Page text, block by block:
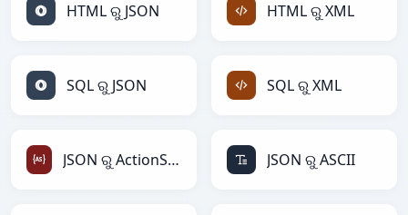
HTML ରୁ JSON HTML ରୁ XML
SQL ରୁ JSON SQL ରୁ XML
JSON ରୁ ActionScript JSON ରୁ ASCII